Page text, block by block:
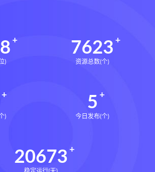
)
7623
资源总数(个)
)
5
今日发布(个)
20673
稳定运行(天)